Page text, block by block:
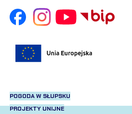
POGODA W SŁUPSKU
PROJEKTY UNIJNE